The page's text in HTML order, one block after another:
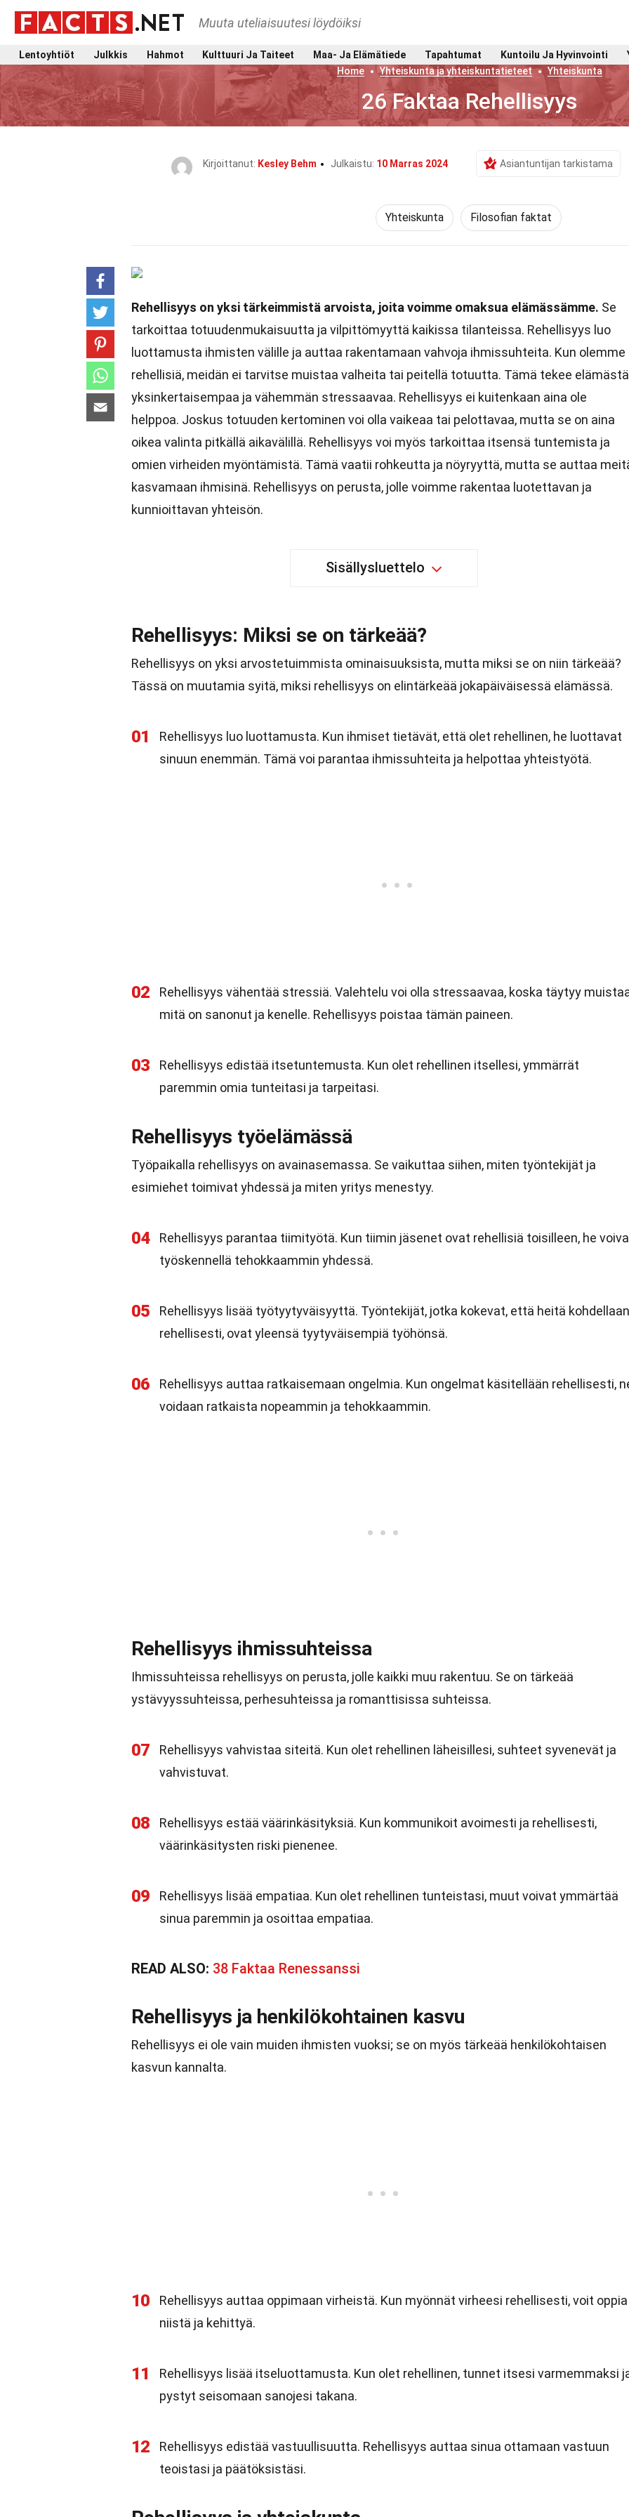
Muuta uteliaisuutesi löydöiksi
Lentoyhtiöt Julkkis Hahmot Kulttuuri Ja Taiteet Maa- Ja Elämätiede Tapahtumat Kuntoilu Ja Hyvinvointi
Home
Yhteiskunta ja yhteiskuntatieteet Yhteiskunta
26 Faktaa Rehellisyys
Kirjoittanut: Kesley Behm Julkaistu: 10 Marras 2024 Asiantuntijan tarkistama
Yhteiskunta Filosofian faktat
Rehellisyys on yksi tärkeimmistä arvoista, joita voimme omaksua elämässämme. Se
tarkoittaa totuudenmukaisuutta ja vilpittömyyttä kaikissa tilanteissa. Rehellisyys luo
luottamusta ihmisten välille ja auttaa rakentamaan vahvoja ihmissuhteita. Kun olemme
rehellisiä, meidän ei tarvitse muistaa valheita tai peitellä totuutta. Tämä tekee elämästä
yksinkertaisempaa ja vähemmän stressaavaa. Rehellisyys ei kuitenkaan aina ole
helppoa. Joskus totuuden kertominen voi olla vaikeaa tai pelottavaa, mutta se on aina
oikea valinta pitkällä aikavälillä. Rehellisyys voi myös tarkoittaa itsensä tuntemista ja
omien virheiden myöntämistä. Tämä vaatii rohkeutta ja nöyryyttä, mutta se auttaa
kasvamaan ihmisinä. Rehellisyys on perusta, jolle voimme rakentaa luotettavan ja
kunnioittavan yhteisön.
Sisällysluettelo
Rehellisyys: Miksi se on tärkeää?
Rehellisyys on yksi arvostetuimmista ominaisuuksista, mutta miksi se on niin tärkeää?
Tässä on muutamia syitä, miksi rehellisyys on elintärkeää jokapäiväisessä elämässä.
01
Rehellisyys luo luottamusta. Kun ihmiset tietävät, että olet rehellinen, he luottavat
sinuun enemmän. Tämä voi parantaa ihmissuhteita ja helpottaa yhteistyötä.
02
Rehellisyys vähentää stressiä. Valehtelu voi olla stressaavaa, koska täytyy
mitä on sanonut ja kenelle. Rehellisyys poistaa tämän paineen.
03
Rehellisyys edistää itsetuntemusta. Kun olet rehellinen itsellesi, ymmärrät
paremmin omia tunteitasi ja tarpeitasi.
Rehellisyys työelämässä
Työpaikalla rehellisyys on avainasemassa. Se vaikuttaa siihen, miten työntekijät ja
esimiehet toimivat yhdessä ja miten yritys menestyy.
04
Rehellisyys parantaa tiimityötä. Kun tiimin jäsenet ovat rehellisiä toisilleen, he
työskennellä tehokkaammin yhdessä.
05
Rehellisyys lisää työtyytyväisyyttä. Työntekijät, jotka kokevat, että heitä kohdellaan
rehellisesti, ovat yleensä tyytyväisempiä työhönsä.
06
Rehellisyys auttaa ratkaisemaan ongelmia. Kun ongelmat käsitellään rehellisesti,
voidaan ratkaista nopeammin ja tehokkaammin.
Rehellisyys ihmissuhteissa
Ihmissuhteissa rehellisyys on perusta, jolle kaikki muu rakentuu. Se on tärkeää
ystävyyssuhteissa, perhesuhteissa ja romanttisissa suhteissa.
07
Rehellisyys vahvistaa siteitä. Kun olet rehellinen läheisillesi, suhteet syvenevät ja
vahvistuvat.
08
Rehellisyys estää väärinkäsityksiä. Kun kommunikoit avoimesti ja rehellisesti,
väärinkäsitysten riski pienenee.
09
Rehellisyys lisää empatiaa. Kun olet rehellinen tunteistasi, muut voivat ymmärtää
sinua paremmin ja osoittaa empatiaa.
READ ALSO: 38 Faktaa Renessanssi
Rehellisyys ja henkilökohtainen kasvu
Rehellisyys ei ole vain muiden ihmisten vuoksi; se on myös tärkeää henkilökohtaisen
kasvun kannalta.
10
Rehellisyys auttaa oppimaan virheistä. Kun myönnät virheesi rehellisesti, voit oppia
niistä ja kehittyä.
11
Rehellisyys lisää itseluottamusta. Kun olet rehellinen, tunnet itsesi varmemmaksi
pystyt seisomaan sanojesi takana.
12
Rehellisyys edistää vastuullisuutta. Rehellisyys auttaa sinua ottamaan vastuun
teoistasi ja päätöksistäsi.